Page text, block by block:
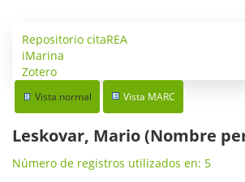
Repositorio citaREA
iMarina
Zotero
Vista normal Vista MARC
Leskovar, Mario (Nombre
Número de registros utilizados en: 5